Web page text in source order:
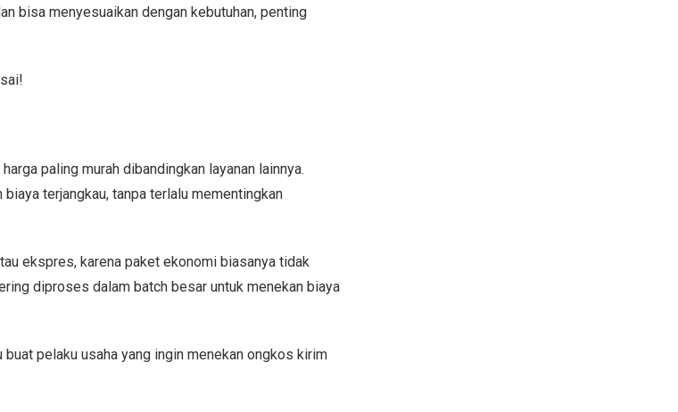
bisa menyesuaikan dengan kebutuhan, penting
paling murah dibandingkan layanan lainnya.
terjangkau, tanpa terlalu mementingkan
ekspres, karena paket ekonomi biasanya tidak
diproses dalam batch besar untuk menekan biaya
pelaku usaha yang ingin menekan ongkos kirim